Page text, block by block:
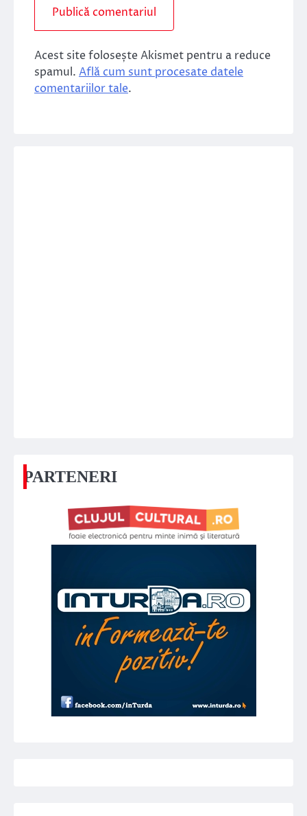
Acest site folosește Akismet pentru a reduce
spamul. Află cum sunt procesate datele
comentariilor tale.
PARTENERI